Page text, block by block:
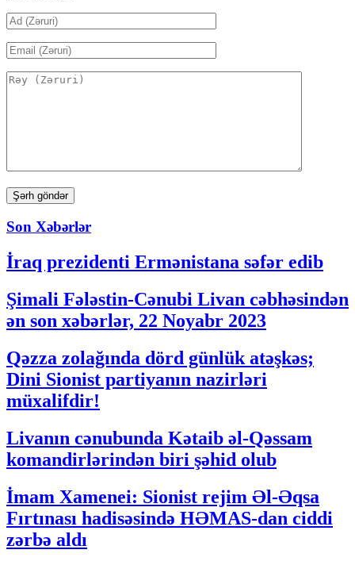
Son Xəbərlər
İraq prezidenti Ermənistana səfər edib
Şimali Fələstin-Cənubi Livan cəbhəsindən
ən son xəbərlər, 22 Noyabr 2023
Qəzza zolağında dörd günlük atəşkəs;
Dini Sionist partiyanın nazirləri
müxalifdir!
Livanın cənubunda Kətaib əl-Qəssam
komandirlərindən biri şəhid olub
İmam Xamenei: Sionist rejim Əl-Əqsa
Fırtınası hadisəsində HƏMAS-dan ciddi
zərbə aldı